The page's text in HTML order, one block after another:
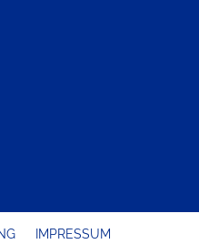
IMPRESSUM